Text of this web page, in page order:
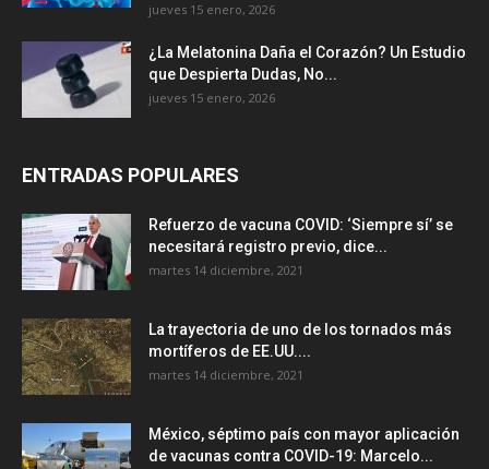
jueves 15 enero, 2026
¿La Melatonina Daña el Corazón? Un Estudio
que Despierta Dudas, No...
jueves 15 enero, 2026
ENTRADAS POPULARES
Refuerzo de vacuna COVID: ‘Siempre sí’ se
necesitará registro previo, dice...
martes 14 diciembre, 2021
La trayectoria de uno de los tornados más
mortíferos de EE.UU....
martes 14 diciembre, 2021
México, séptimo país con mayor aplicación
de vacunas contra COVID-19: Marcelo...